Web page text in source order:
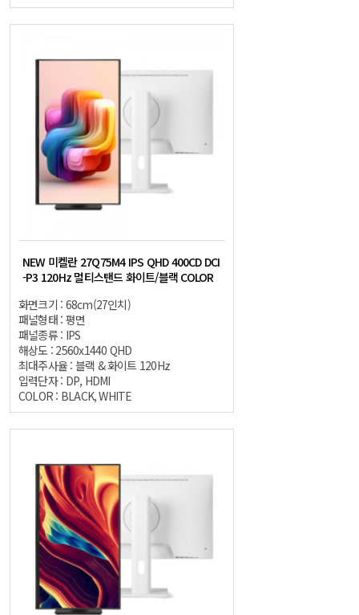
NEW 미켈란 27Q75M4 IPS QHD 400CD DCI
-P3 120Hz 멀티스탠드 화이트/블랙 COLOR
화면크기 : 68cm(27인치)
패널형태 : 평면
패널종류 : IPS
해상도 : 2560x1440 QHD
최대주사율 : 블랙 & 화이트 120Hz
입력단자 : DP, HDMI
COLOR : BLACK, WHITE